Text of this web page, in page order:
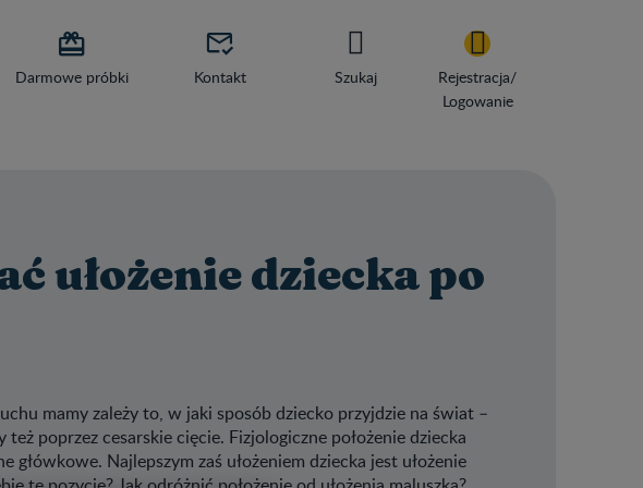

Darmowe próbki

Kontakt Szukaj
Rejestracja/
Logowanie
ułożenie dziecka po
mamy zależy to, w jaki sposób dziecko przyjdzie na świat –
poprzez cesarskie cięcie. Fizjologiczne położenie dziecka
główkowe. Najlepszym zaś ułożeniem dziecka jest ułożenie